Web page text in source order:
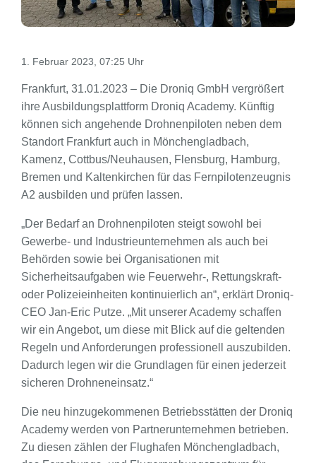
1. Februar 2023, 07:25 Uhr
Frankfurt, 31.01.2023 – Die Droniq GmbH vergrößert
ihre Ausbildungsplattform Droniq Academy. Künftig
können sich angehende Drohnenpiloten neben dem
Standort Frankfurt auch in Mönchengladbach,
Kamenz, Cottbus/Neuhausen, Flensburg, Hamburg,
Bremen und Kaltenkirchen für das Fernpilotenzeugnis
A2 ausbilden und prüfen lassen.
„Der Bedarf an Drohnenpiloten steigt sowohl bei
Gewerbe- und Industrieunternehmen als auch bei
Behörden sowie bei Organisationen mit
Sicherheitsaufgaben wie Feuerwehr-, Rettungskraft-
oder Polizeieinheiten kontinuierlich an“, erklärt Droniq-
CEO Jan-Eric Putze. „Mit unserer Academy schaffen
wir ein Angebot, um diese mit Blick auf die geltenden
Regeln und Anforderungen professionell auszubilden.
Dadurch legen wir die Grundlagen für einen jederzeit
sicheren Drohneneinsatz.“
Die neu hinzugekommenen Betriebsstätten der Droniq
Academy werden von Partnerunternehmen betrieben.
Zu diesen zählen der Flughafen Mönchengladbach,